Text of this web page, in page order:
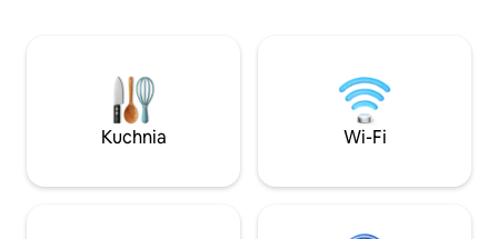
zaledwie kilka kroków od restauracji,
rynku i głównych atrakcji Uyuni. ✨ Bo
tutaj nie tylko się zatrzymujesz… czujesz
się jak w domu.
którzy szukają
i
teraz, aby
najwyższym
Kuchnia Wi-Fi